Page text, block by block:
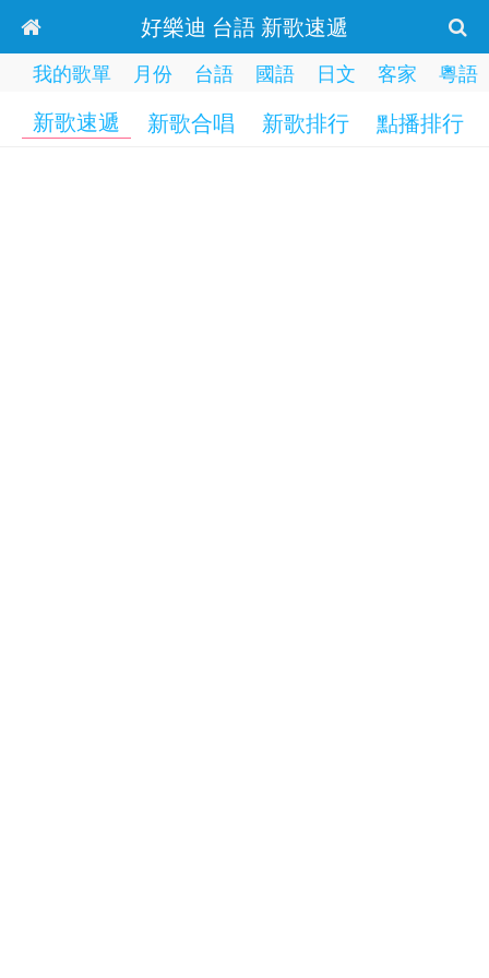
好樂迪 台語 新歌速遞
我的歌單 月份 台語 國語 日文 客家 粵語
新歌速遞 新歌合唱 新歌排行 點播排行